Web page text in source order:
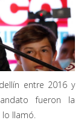
entre 2016 y
fueron la
llamó.